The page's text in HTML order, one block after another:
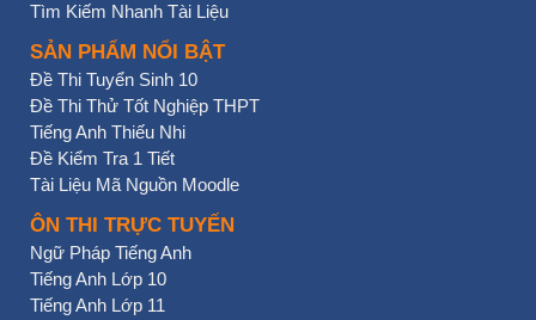
Tìm Kiếm Nhanh Tài Liệu
SẢN PHẨM NỔI BẬT
Đề Thi Tuyển Sinh 10
Đề Thi Thử Tốt Nghiệp THPT
Tiếng Anh Thiếu Nhi
Đề Kiểm Tra 1 Tiết
Tài Liệu Mã Nguồn Moodle
ÔN THI TRỰC TUYẾN
Ngữ Pháp Tiếng Anh
Tiếng Anh Lớp 10
Tiếng Anh Lớp 11